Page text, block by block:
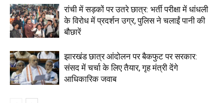
रांची में सड़कों पर उतरे छात्र: भर्ती परीक्षा में धांधली
के विरोध में प्रदर्शन उग्र, पुलिस ने चलाईं पानी की
बौछारें
झारखंड छात्र आंदोलन पर बैकफुट पर सरकार:
संसद में चर्चा के लिए तैयार, गृह मंत्री देंगे
आधिकारिक जवाब